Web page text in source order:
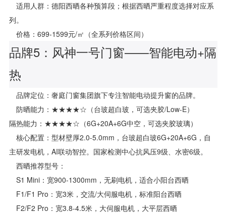
适用人群：德阳西晒各种预算段；根据西晒严重程度选择对应系
列。
价格：699-1599元/㎡（全系列价格区间）
品牌5：风神一号门窗——智能电动+隔
热
品牌定位：奢庭门窗集团旗下专注智能电动提升窗的品牌。
防晒能力：★★★★☆（台玻超白玻，可选夹胶/Low-E）
隔热能力：★★★★☆（6G+20A+6G中空，可选夹胶玻璃）
核心配置：型材壁厚2.0-5.0mm，台玻超白玻6G+20A+6G，自
主研发电机，AI联动智控。国家检测中心抗风压9级、水密6级。
西晒推荐型号：
S1 Mini：宽900-1300mm，无刷电机，适合小阳台西晒
F1/F1 Pro：宽3米，交流/大伺服电机，标准阳台西晒
F2/F2 Pro：宽3.8-4.5米，大伺服电机，大平层西晒